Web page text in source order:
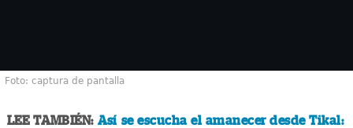
Foto: captura de pantalla
LEE TAMBIÉN: Así se escucha el amanecer desde Tikal: